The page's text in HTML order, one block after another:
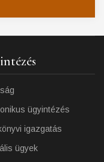
ügyintézés
igazgatás
ügyek